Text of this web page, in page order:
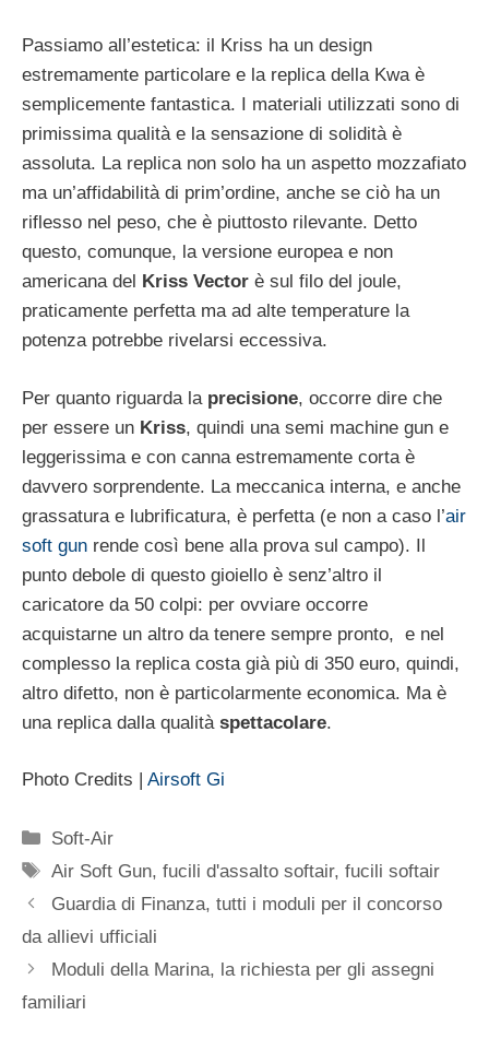
Passiamo all’estetica: il Kriss ha un design
estremamente particolare e la replica della Kwa è
semplicemente fantastica. I materiali utilizzati sono di
primissima qualità e la sensazione di solidità è
assoluta. La replica non solo ha un aspetto mozzafiato
ma un’affidabilità di prim’ordine, anche se ciò ha un
riflesso nel peso, che è piuttosto rilevante. Detto
questo, comunque, la versione europea e non
americana del
Kriss Vector è sul filo del joule,
praticamente perfetta ma ad alte temperature la
potenza potrebbe rivelarsi eccessiva.
Per quanto riguarda la precisione, occorre dire che
per essere un Kriss, quindi una semi machine gun e
leggerissima e con canna estremamente corta è
davvero sorprendente. La meccanica interna, e anche
grassatura e lubrificatura, è perfetta (e non a caso l’air
soft gun rende così bene alla prova sul campo). Il
punto debole di questo gioiello è senz’altro il
caricatore da 50 colpi: per ovviare occorre
acquistarne un altro da tenere sempre pronto, e nel
complesso la replica costa già più di 350 euro, quindi,
altro difetto, non è particolarmente economica. Ma è
una replica dalla qualità spettacolare.
Photo Credits | Airsoft Gi
Categorie
Soft-Air
Tag
Air Soft Gun,fucili d'assalto softair,fucili softair
Guardia di Finanza, tutti i moduli per il concorso
da allievi ufficiali
Moduli della Marina, la richiesta per gli assegni
familiari